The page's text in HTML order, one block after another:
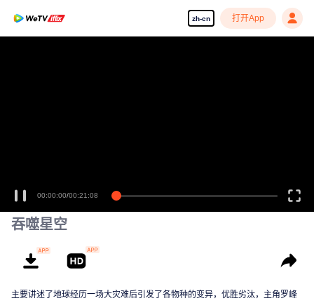
zh-cn 打开App
00:00:00/00:21:08
吞噬星空
主要讲述了地球经历一场大灾难后引发了各物种的变异，优胜劣汰，主角罗峰